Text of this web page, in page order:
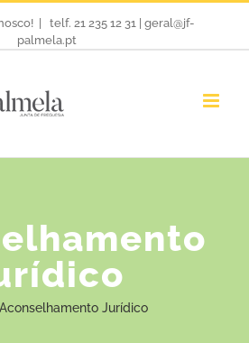
telf. 21 235 12 31 | geral@jf-
palmela.pt
Aconselhamento Jurídico